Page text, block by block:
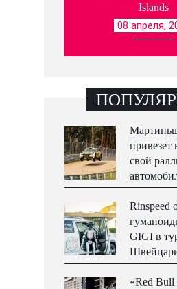
Islands
08 апреля,
привезет
свой
Rinspeed
GIGI в
«Red Bull